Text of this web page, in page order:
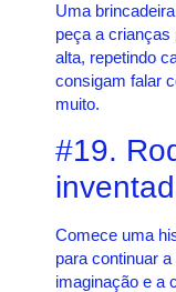
Uma
peça a
alta, repetindo
consigam falar
muito.
#19.
Comece uma
para continuar
imaginação e a